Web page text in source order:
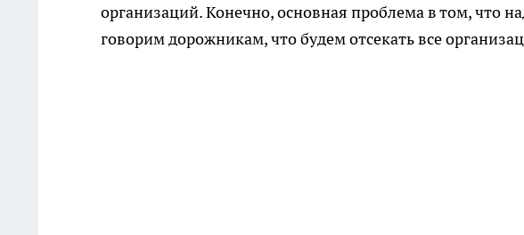
организаций. Конечно, основная проблема в том, что
говорим дорожникам, что будем отсекать все